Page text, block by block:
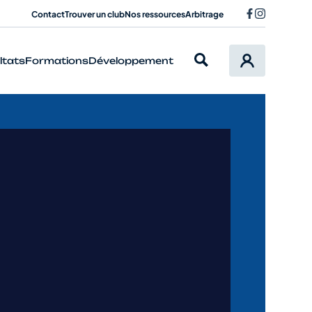
ContactTrouver un clubNos ressourcesArbitrage
FormationsDéveloppement